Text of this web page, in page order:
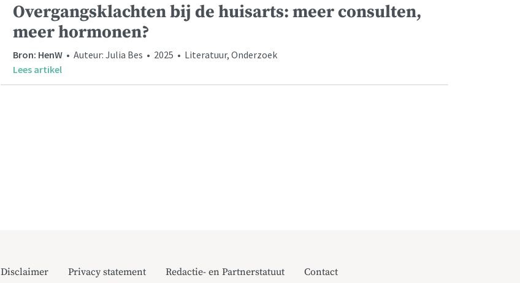
Overgangsklachten bij de huisarts: meer consulten,
meer hormonen?
Bron: HenW • Auteur: Julia Bes • 2025 • Literatuur, Onderzoek
Lees artikel
Disclaimer Privacy statement Redactie- en Partnerstatuut Contact